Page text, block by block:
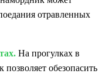
отравленных
На прогулках в
обезопасить